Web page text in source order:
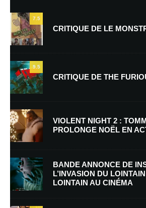
Nom*
E-mail *
Enregistrer mon nom, mon e-mail et mon
mon prochain commentaire.
7.5
CRITIQUE DE LE
9.5
CRITIQUE DE THE
VIOLENT NIGHT 2 :
PROLONGE NOËL EN
BANDE ANNONCE DE
L’INVASION DU
LOINTAIN AU CINÉMA